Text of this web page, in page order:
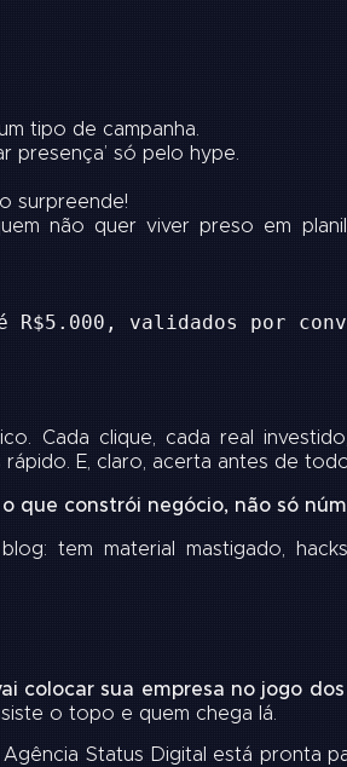
tipo de campanha.
presença’ só pelo hype.
surpreende!
não quer viver preso em
validados por
Cada clique, cada real
E, claro, acerta antes de
que constrói negócio, não só
blog:tem material mastigado,
colocar sua empresa no jogo dos
o topo e quem chega lá.
Status Digital está pronta